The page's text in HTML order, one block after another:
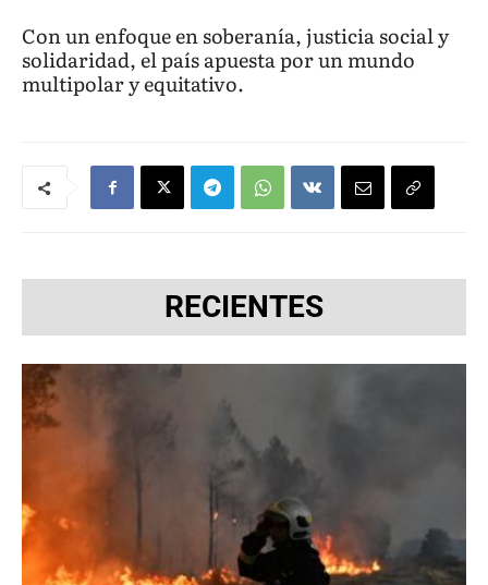
Con un enfoque en soberanía, justicia social y
solidaridad, el país apuesta por un mundo
multipolar y equitativo.
RECIENTES